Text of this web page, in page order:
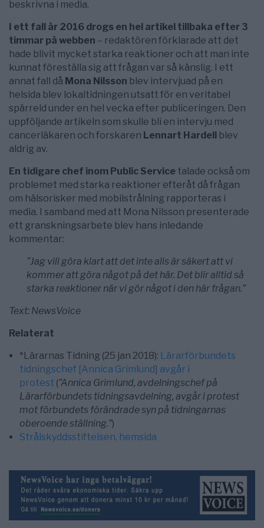
beskrivna i media.
I ett fall år 2016 drogs en hel artikel tillbaka efter 3
timmar på webben – redaktören förklarade att det
hade blivit mycket starka reaktioner och att man inte
kunnat föreställa sig att frågan var så känslig. I ett
annat fall då Mona Nilsson blev intervjuad på en
helsida blev lokaltidningen utsatt för en veritabel
spärreld under en hel vecka efter publiceringen. Den
uppföljande artikeln som skulle bli en intervju med
cancerläkaren och forskaren Lennart Hardell blev
aldrig av.
En tidigare chef inom Public Service talade också om
problemet med starka reaktioner efteråt då frågan
om hälsorisker med mobilstrålning rapporteras i
media. I samband med att Mona Nilsson presenterade
ett granskningsarbete blev hans inledande
kommentar:
”Jag vill göra klart att det inte alls är säkert att vi
kommer att göra något på det här. Det blir alltid så
starka reaktioner när vi gör något i den här frågan.”
Text: NewsVoice
Relaterat
*Lärarnas Tidning (25 jan 2018): Lärarförbundets
tidningschef [Annica Grimlund] avgår i
protest (”Annica Grimlund, avdelningschef på
Lärarförbundets tidningsavdelning, avgår i protest
mot förbundets förändrade syn på tidningarnas
oberoende ställning.”)
Strålskyddsstiftelsen, hemsida